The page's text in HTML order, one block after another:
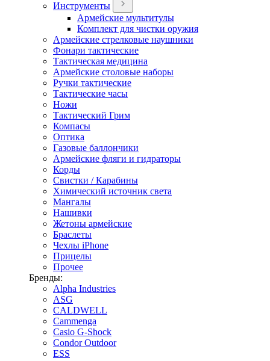
Инструменты
Армейские мультитулы
Комплект для чистки оружия
Армейские стрелковые наушники
Фонари тактические
Тактическая медицина
Армейские столовые наборы
Ручки тактические
Тактические часы
Ножи
Тактический Грим
Компасы
Оптика
Газовые баллончики
Армейские фляги и гидраторы
Корды
Свистки / Карабины
Химический источник света
Мангалы
Нашивки
Жетоны армейские
Браслеты
Чехлы iPhone
Прицелы
Прочее
Бренды:
Alpha Industries
ASG
CALDWELL
Cammenga
Casio G-Shock
Condor Outdoor
ESS